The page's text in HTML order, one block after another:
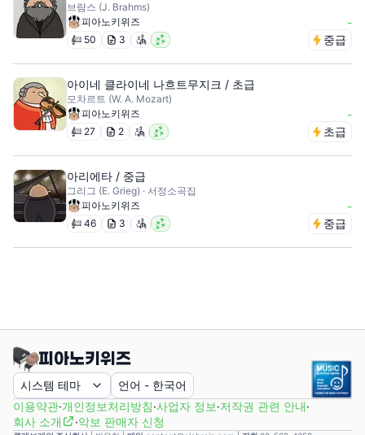
브람스 (J. Brahms)
피아노키위즈
-
50 3 중급
아이네 클라이네 나흐트무지크 / 초급
모차르트 (W. A. Mozart)
피아노키위즈
-
27 2 초급
아리에타 / 중급
그리그 (E. Grieg) · 서정소곡집
피아노키위즈
-
46 3 중급
시스템 테마 언어 - 한국어
이용약관·개인정보처리방침·사업자 정보·저작권 관련 안내·
회사 소개
·악보 판매자 신청